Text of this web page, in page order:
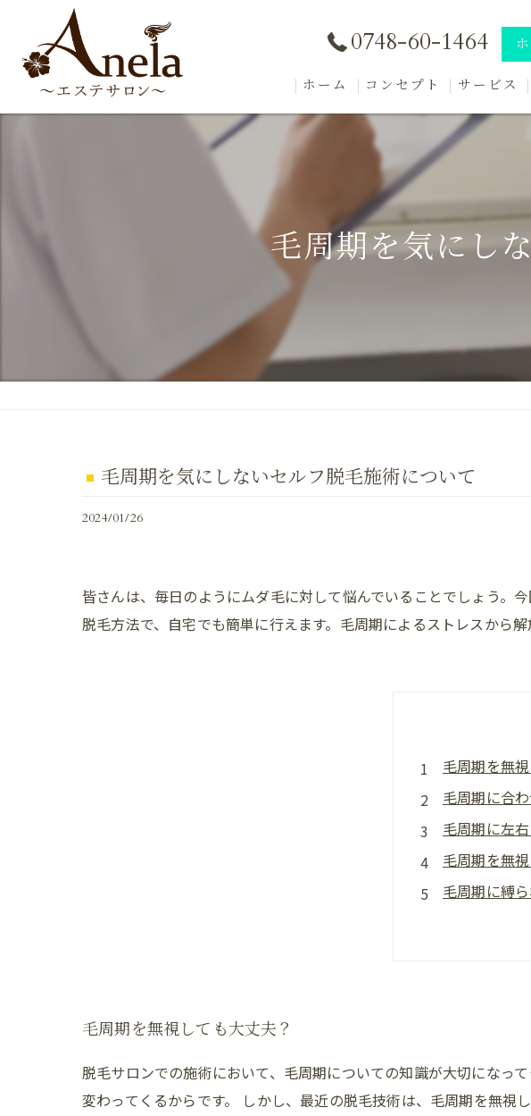
0748-60-1464
ホーム コンセプト サービス
毛周期を気にし
毛周期を気にしないセルフ脱毛施術について
2024/01/26
皆さんは、毎日のようにムダ毛に対して悩んでいることでしょう。
脱毛方法で、自宅でも簡単に行えます。毛周期によるストレスから
毛周期を無
毛周期に合
毛周期に左
毛周期を無
毛周期に縛
毛周期を無視しても大丈夫？
脱毛サロンでの施術において、毛周期についての知識が大切になっ
変わってくるからです。 しかし、最近の脱毛技術は、毛周期を無視